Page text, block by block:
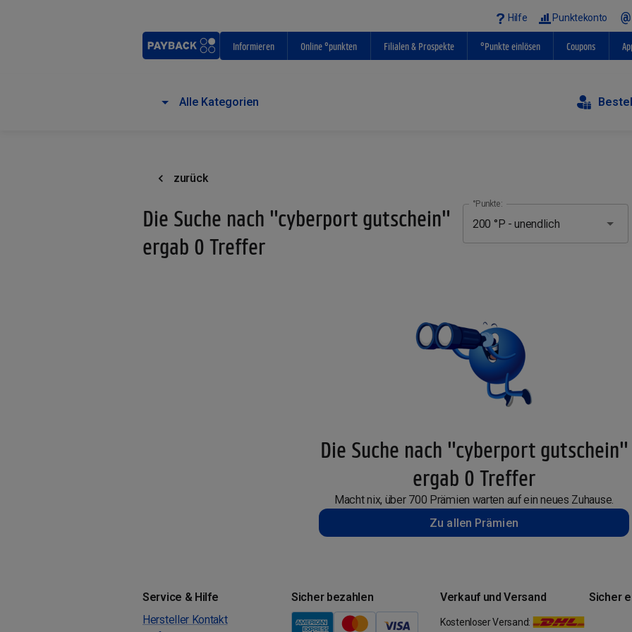
Hilfe Punktekonto
Informieren Online °punkten Filialen & Prospekte °Punkte einlösen Coupons
Alle Kategorien
zurück
Die Suche nach "cyberport gutschein"
ergab 0 Treffer
°Punkte:
Die Suche nach "cyberport gutschein"
ergab 0 Treffer
Macht nix, über 700 Prämien warten auf ein neues Zuhause.
Zu allen Prämien
Service & Hilfe
Hersteller Kontakt
Sicher bezahlen Verkauf und Versand
Kostenloser Versand:
Sicher